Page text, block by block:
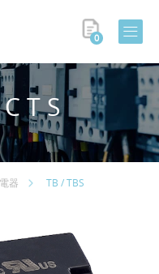
0
器 TB / TBS